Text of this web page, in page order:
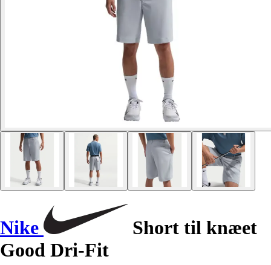
Nike
Short til knæet
Good Dri-Fit